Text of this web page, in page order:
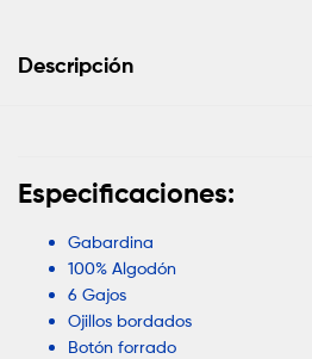
Descripción
Especificaciones:
Gabardina
100% Algodón
6 Gajos
Ojillos bordados
Botón forrado